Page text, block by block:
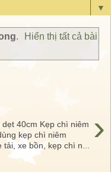
▼
.
Hiển thị tất cả bài
›
40cm Kẹp chì niêm
kẹp chì niêm
xe bồn, kẹp chì n...